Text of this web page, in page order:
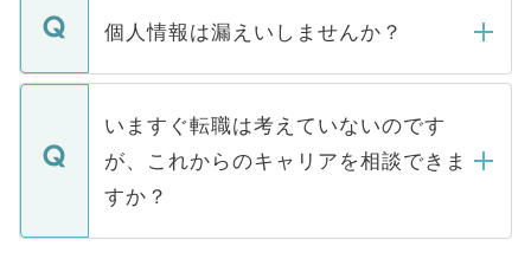
■応募殺到を避けるため 人気のある医療機
関を公にしてしまうと、応募が殺到する場
に、医療機関が求める条件に合った人材の
みを人材紹介会社に依頼するケースが増え
ています。
ん。また、仮に応募先から内定をいただい
定を承諾する必要はありません。内定先へ
の辞退の連絡はキャリアパートナーが行い
個人情報は漏えいしませんか？
個人情報が漏えいすることはありませんの
で、ご安心ください。当サイトからの登録
などで収集したご登録者様の個人情報は、
ご本人のキャリアアップおよび転職活動の
支援を目的に使用いたします。お預かりし
ているすべての個人データはご本人の許可
いますぐ転職は考えていないのです
が、これからのキャリアを相談できま
すか？